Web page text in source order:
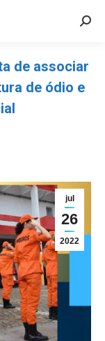
de associar
de ódio e
jul
26
2022